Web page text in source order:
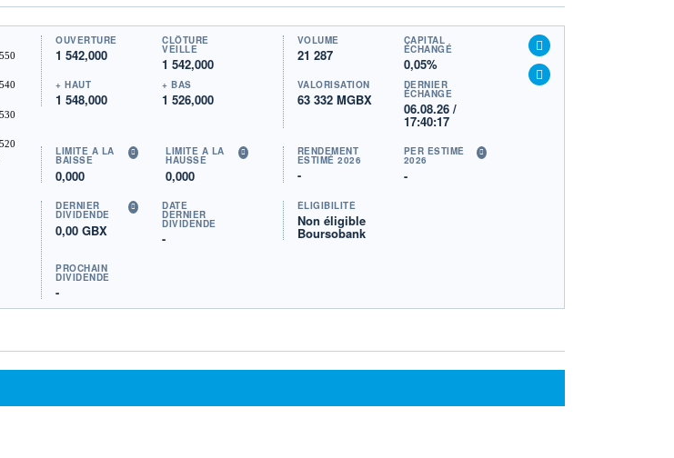
OUVERTURE
1 542,000
CLÔTURE
VEILLE
1 542,000
+ HAUT
1 548,000
+ BAS
1 526,000
VOLUME
21 287
CAPITAL
ÉCHANGÉ
0,05%
VALORISATION
63 332 MGBX
DERNIER
ÉCHANGE
06.08.26 /
17:40:17
LIMITE À LA
BAISSE
0,000
LIMITE À LA
HAUSSE
0,000
RENDEMENT
ESTIMÉ 2026
-
PER ESTIMÉ
2026
-
DERNIER
DIVIDENDE
0,00 GBX
DATE
DERNIER
DIVIDENDE
-
PROCHAIN
DIVIDENDE
-
ÉLIGIBILITÉ
Non éligible
Boursobank